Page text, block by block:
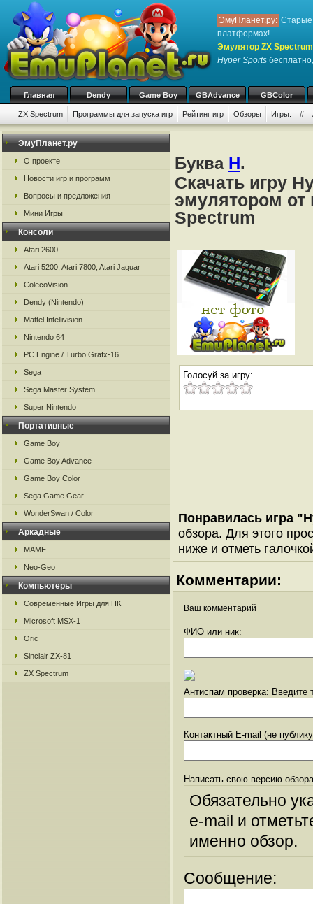
ЭмуПланет.ру: Старые
платформах!
Эмулятор ZX
Hyper Sports
Главная Dendy Game Boy GBAdvance GBColor
ZX Spectrum Программы для запуска игр Рейтинг игр Обзоры Игры: #
ЭмуПланет.ру
О проекте
Новости игр и программ
Вопросы и предложения
Мини Игры
Консоли
Atari 2600
Atari 5200, Atari 7800, Atari Jaguar
ColecoVision
Dendy (Nintendo)
Mattel Intellivision
Nintendo 64
PC Engine / Turbo Grafx-16
Sega
Sega Master System
Super Nintendo
Портативные
Game Boy
Game Boy Advance
Game Boy Color
Sega Game Gear
WonderSwan / Color
Аркадные
MAME
Neo-Geo
Компьютеры
Современные Игры для ПК
Microsoft MSX-1
Oric
Sinclair ZX-81
ZX Spectrum
Буква H.
Скачать игру
эмулятором от
Spectrum
Голосуй за игру:
Понравилась игра
обзора. Для этого
ниже и отметь
Комментарии:
Ваш комментарий
ФИО или ник:
Антиспам проверка: Введите
Контактный E-mail (не
Написать свою версию
Обязательно
e-mail и
именно обзор.
Сообщение: